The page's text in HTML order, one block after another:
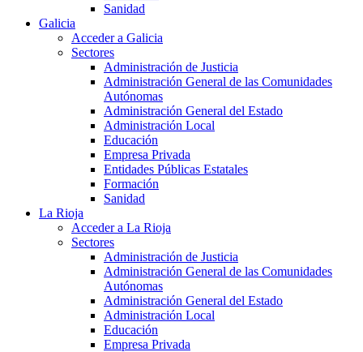
Sanidad
Galicia
Acceder a Galicia
Sectores
Administración de Justicia
Administración General de las Comunidades
Autónomas
Administración General del Estado
Administración Local
Educación
Empresa Privada
Entidades Públicas Estatales
Formación
Sanidad
La Rioja
Acceder a La Rioja
Sectores
Administración de Justicia
Administración General de las Comunidades
Autónomas
Administración General del Estado
Administración Local
Educación
Empresa Privada